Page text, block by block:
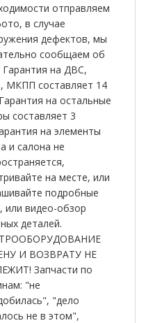
отправляем
в случае
дефектов, мы
сообщаем об
Гарантия на ДВС,
МКПП составляет 14
на остальные
составляет 3
на элементы
и салона не
на месте, или
подробные
или видео-обзор
деталей.
И ВОЗВРАТУ НЕ
Запчасти по
"не
"дело
не в этом",